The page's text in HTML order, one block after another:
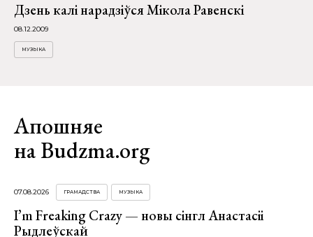
Дзень калі нарадзіўся Мікола Равенскі
08.12.2009
МУЗЫКА
Апошняе
на Budzma.org
07.08.2026 ГРАМАДСТВА МУЗЫКА
I’m Freaking Crazy — новы сінгл Анастасіі
Рыдлеўскай